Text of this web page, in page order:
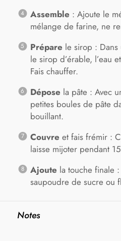
Assemble : Ajoute le
mélange de farine, ne
Prépare le sirop : Dans
le sirop d’érable, l’eau
Fais chauffer.
Dépose la pâte : Avec
petites boules de pâte
bouillant.
Couvre et fais frémir :
laisse mijoter pendant
Ajoute la touche finale
saupoudre de sucre ou
Notes